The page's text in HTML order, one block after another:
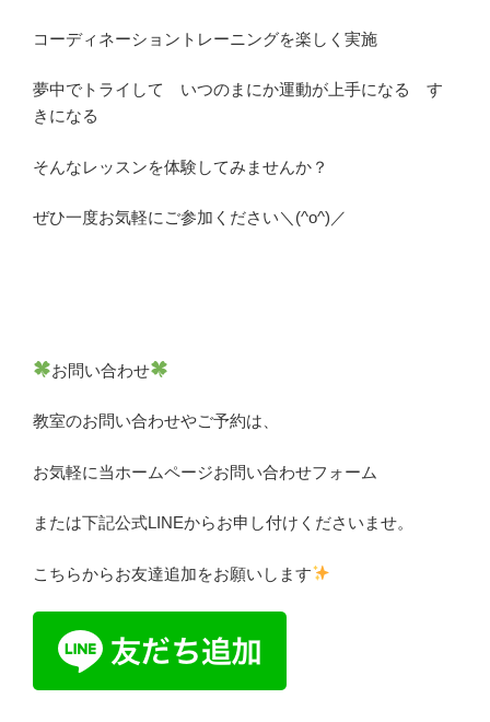
コーディネーショントレーニングを楽しく実施
夢中でトライして いつのまにか運動が上手になる す
きになる
そんなレッスンを体験してみませんか？
ぜひ一度お気軽にご参加ください＼(^o^)／
お問い合わせ
教室のお問い合わせやご予約は、
お気軽に当ホームページお問い合わせフォーム
または下記公式LINEからお申し付けくださいませ。
こちらからお友達追加をお願いします